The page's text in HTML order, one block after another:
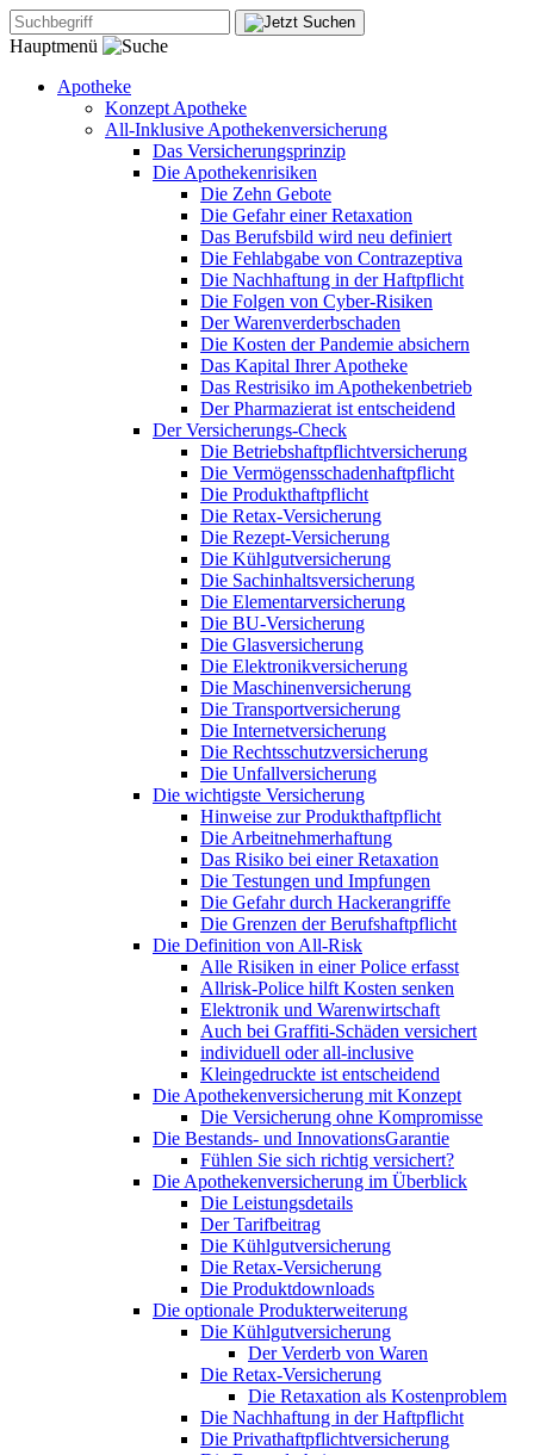
Hauptmenü
Apotheke
Konzept Apotheke
All-Inklusive Apothekenversicherung
Das Versicherungsprinzip
Die Apothekenrisiken
Die Zehn Gebote
Die Gefahr einer Retaxation
Das Berufsbild wird neu definiert
Die Fehlabgabe von Contrazeptiva
Die Nachhaftung in der Haftpflicht
Die Folgen von Cyber-Risiken
Der Warenverderbschaden
Die Kosten der Pandemie absichern
Das Kapital Ihrer Apotheke
Das Restrisiko im Apothekenbetrieb
Der Pharmazierat ist entscheidend
Der Versicherungs-Check
Die Betriebshaftpflichtversicherung
Die Vermögensschadenhaftpflicht
Die Produkthaftpflicht
Die Retax-Versicherung
Die Rezept-Versicherung
Die Kühlgutversicherung
Die Sachinhaltsversicherung
Die Elementarversicherung
Die BU-Versicherung
Die Glasversicherung
Die Elektronikversicherung
Die Maschinenversicherung
Die Transportversicherung
Die Internetversicherung
Die Rechtsschutzversicherung
Die Unfallversicherung
Die wichtigste Versicherung
Hinweise zur Produkthaftpflicht
Die Arbeitnehmerhaftung
Das Risiko bei einer Retaxation
Die Testungen und Impfungen
Die Gefahr durch Hackerangriffe
Die Grenzen der Berufshaftpflicht
Die Definition von All-Risk
Alle Risiken in einer Police erfasst
Allrisk-Police hilft Kosten senken
Elektronik und Warenwirtschaft
Auch bei Graffiti-Schäden versichert
individuell oder all-inclusive
Kleingedruckte ist entscheidend
Die Apothekenversicherung mit Konzept
Die Versicherung ohne Kompromisse
Die Bestands- und InnovationsGarantie
Fühlen Sie sich richtig versichert?
Die Apothekenversicherung im Überblick
Die Leistungsdetails
Der Tarifbeitrag
Die Kühlgutversicherung
Die Retax-Versicherung
Die Produktdownloads
Die optionale Produkterweiterung
Die Kühlgutversicherung
Der Verderb von Waren
Die Retax-Versicherung
Die Retaxation als Kostenproblem
Die Nachhaftung in der Haftpflicht
Die Privathaftpflichtversicherung